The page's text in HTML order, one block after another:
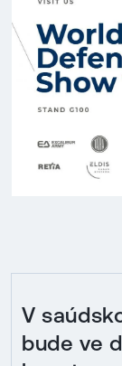
V
bude ve